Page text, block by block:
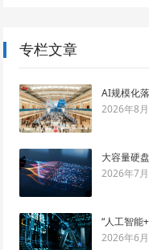
专栏文章
AI规模化
2026年8
大容量硬
2026年7
“人工智能
2026年6